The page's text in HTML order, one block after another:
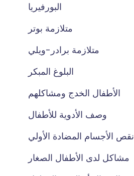
البورفيريا
متلازمة بوتر
متلازمة برادر-ويلي
البلوغ المبكر
الأطفال الخدج ومشاكلهم
وصف الأدوية للأطفال
نقص الأجسام المضادة الأولي
مشاكل لدى الأطفال الصغار